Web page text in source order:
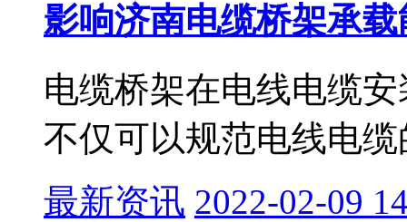
影响济南电缆桥架承
电缆桥架在电线电缆
不仅可以规范电线电
最新资讯 2022-02-09